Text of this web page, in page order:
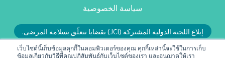
เว็บไซต์นี้เก็บข้อมูลคุกกี้ในคอมพิวเตอร์ของคุณ คุกกี้เหล่านี้จะใช้ในการเก็บ
ข้อมูลเกี่ยวกับวิธีที่คุณปฏิสัมพันธ์กับเว็บไซต์ของเรา และอนุญาตให้เรา
سياسة الخصوصية
إبلاغ اللجنة الدولية المشتركة (JCI) بقضايا تتعلّق بسلامة المرضى.
أو راسلونا عبر البريد الإلكتروني: RMD@praram9.com